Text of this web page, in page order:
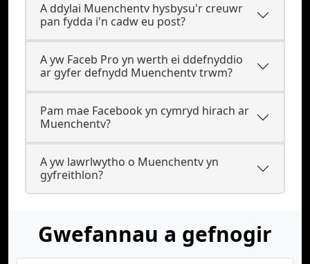
A ddylai Muenchentv hysbysu'r creuwr
pan fydda i'n cadw eu post?
A yw Faceb Pro yn werth ei ddefnyddio
ar gyfer defnydd Muenchentv trwm?
Pam mae Facebook yn cymryd hirach ar
Muenchentv?
A yw lawrlwytho o Muenchentv yn
gyfreithlon?
Gwefannau a gefnogir